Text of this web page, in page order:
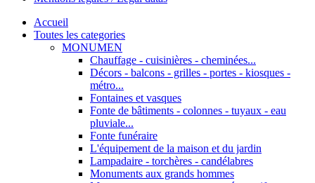
Accueil
Toutes les categories
MONUMEN
Chauffage - cuisinières - cheminées...
Décors - balcons - grilles - portes - kiosques -
métro...
Fontaines et vasques
Fonte de bâtiments - colonnes - tuyaux - eau
pluviale...
Fonte funéraire
L'équipement de la maison et du jardin
Lampadaire - torchères - candélabres
Monuments aux grands hommes